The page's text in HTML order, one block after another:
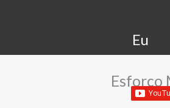
Eu
Esforço